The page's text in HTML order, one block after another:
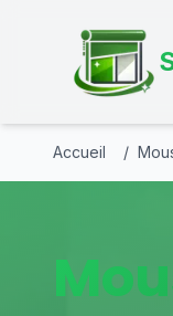
Accueil /